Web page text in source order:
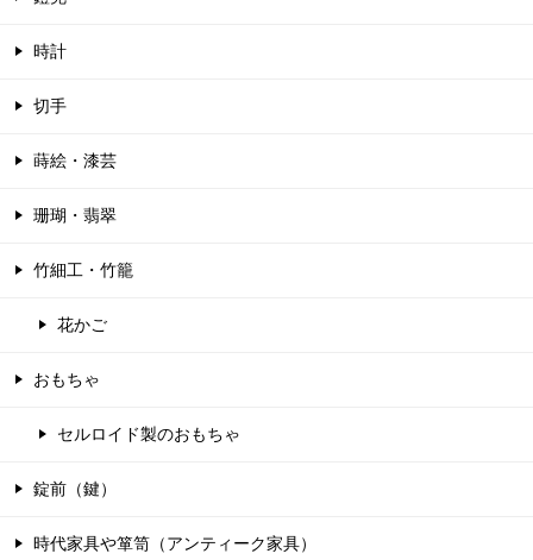
時計
切手
蒔絵・漆芸
珊瑚・翡翠
竹細工・竹籠
花かご
おもちゃ
セルロイド製のおもちゃ
錠前（鍵）
時代家具や箪笥（アンティーク家具）